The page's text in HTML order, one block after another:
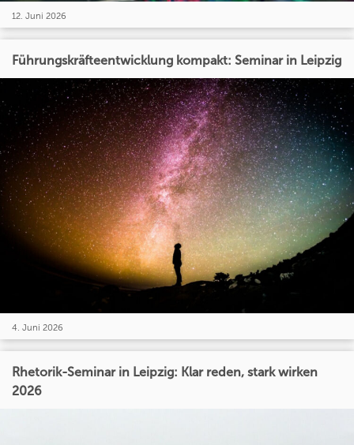
12. Juni 2026
Führungskräfteentwicklung kompakt: Seminar in Leipzig
4. Juni 2026
Rhetorik-Seminar in Leipzig: Klar reden, stark wirken
2026